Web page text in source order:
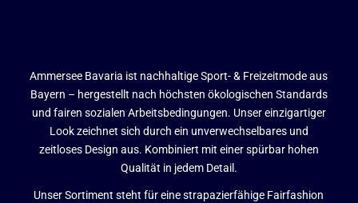
Ammersee Bavaria ist nachhaltige Sport- & Freizeitmode aus
Bayern – hergestellt nach höchsten ökologischen Standards
und fairen sozialen Arbeitsbedingungen. Unser einzigartiger
Look zeichnet sich durch ein unverwechselbares und
zeitloses Design aus. Kombiniert mit einer spürbar hohen
Qualität in jedem Detail.
Unser Sortiment steht für eine strapazierfähige Fairfashion